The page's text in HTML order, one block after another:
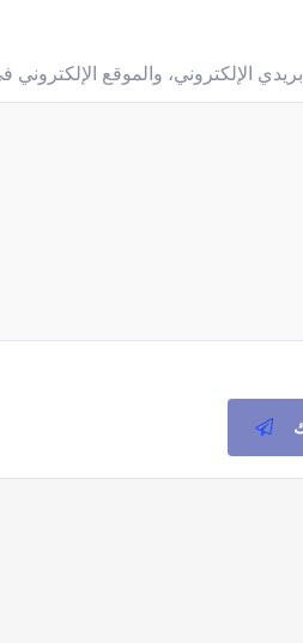
الإلكتروني، والموقع الإلكتروني